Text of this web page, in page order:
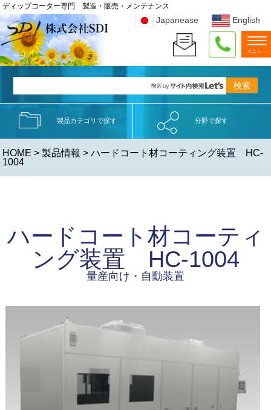
ディップコーター専門 製造・販売・メンテナンス
Japanease English
製品カテゴリで探す 分野で探す
HOME >製品情報 > ハードコート材コーティング装置 HC-
1004
ハードコート材コーティ
ング装置 HC-1004
量産向け・自動装置